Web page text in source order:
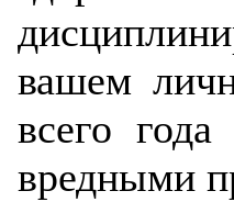
вашем
всего
вредными